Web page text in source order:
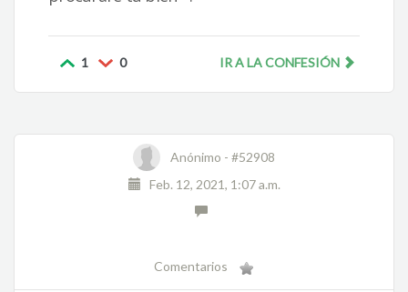
1 0 IR A LA CONFESIÓN
Anónimo - #52908
Feb. 12, 2021, 1:07 a.m.
Comentarios